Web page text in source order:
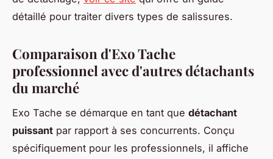
détaillé pour traiter divers types de salissures.
Comparaison d'Exo Tache
professionnel avec d'autres détachants
du marché
Exo Tache se démarque en tant que détachant
puissant par rapport à ses concurrents. Conçu
spécifiquement pour les professionnels, il affiche